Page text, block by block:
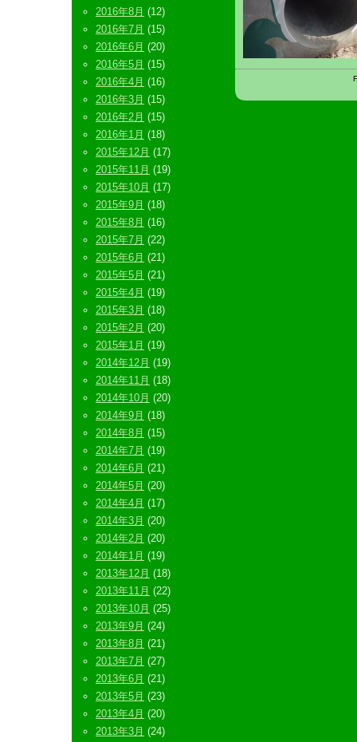
2016年8月 (12)
2016年7月 (15)
2016年6月 (20)
2016年5月 (15)
2016年4月 (16)
2016年3月 (15)
2016年2月 (15)
2016年1月 (18)
2015年12月 (17)
2015年11月 (19)
2015年10月 (17)
2015年9月 (18)
2015年8月 (16)
2015年7月 (22)
2015年6月 (21)
2015年5月 (21)
2015年4月 (19)
2015年3月 (18)
2015年2月 (20)
2015年1月 (19)
2014年12月 (19)
2014年11月 (18)
2014年10月 (20)
2014年9月 (18)
2014年8月 (15)
2014年7月 (19)
2014年6月 (21)
2014年5月 (20)
2014年4月 (17)
2014年3月 (20)
2014年2月 (20)
2014年1月 (19)
2013年12月 (18)
2013年11月 (22)
2013年10月 (25)
2013年9月 (24)
2013年8月 (21)
2013年7月 (27)
2013年6月 (21)
2013年5月 (23)
2013年4月 (20)
2013年3月 (24)